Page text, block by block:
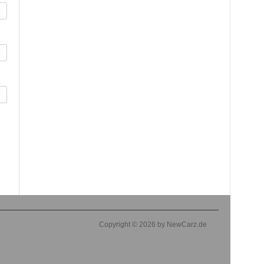
Copyright © 2026 by NewCarz.de